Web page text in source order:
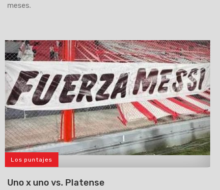
meses.
Los puntajes
Uno x uno vs. Platense